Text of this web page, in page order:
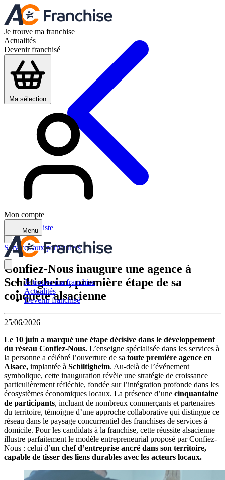
Je trouve ma franchise
Actualités
Devenir franchisé
Ma sélection
Mon compte
Menu
Je trouve ma franchise
Actualités
Devenir franchisé
Retour à la liste
Services aux particuliers
Confiez-Nous inaugure une agence à
Schiltigheim, première étape de sa
conquête alsacienne
25/06/2026
Le 10 juin a marqué une étape décisive dans le développement
du réseau Confiez-Nous. L’enseigne spécialisée dans les services à
la personne a célébré l’ouverture de sa toute première agence en
Alsace, implantée à Schiltigheim. Au-delà de l’événement
symbolique, cette inauguration révèle une stratégie de croissance
particulièrement réfléchie, fondée sur l’intégration profonde dans les
écosystèmes économiques locaux. La présence d’une cinquantaine
de participants, incluant de nombreux commerçants et partenaires
du territoire, témoigne d’une approche collaborative qui distingue ce
réseau dans le paysage concurrentiel des franchises de services à
domicile. Pour les candidats à la franchise, cette réussite alsacienne
illustre parfaitement le modèle entrepreneurial proposé par Confiez-
Nous : celui d’un chef d’entreprise ancré dans son territoire,
capable de tisser des liens durables avec les acteurs locaux.